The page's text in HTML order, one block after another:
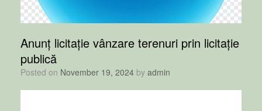
Anunț licitație vânzare terenuri prin licitație
publică
Posted on November 19, 2024 by admin